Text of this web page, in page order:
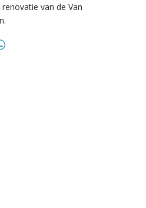
van de Van